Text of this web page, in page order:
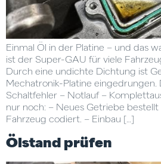
Einmal Öl in der Platine – und das
ist der Super-GAU für viele
Durch eine undichte Dichtung ist
Mechatronik-Platine eingedrungen.
Schaltfehler – Notlauf –
nur noch: – Neues Getriebe
Fahrzeug codiert. – Einbau […]
Ölstand prüfen